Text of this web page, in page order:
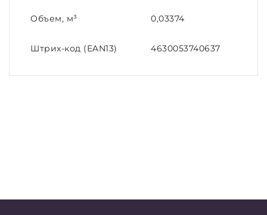
Объем, м³ 0,03374
Штрих-код (EAN13) 4630053740637